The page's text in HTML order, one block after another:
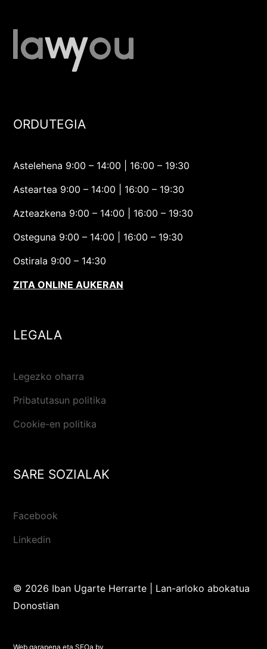
ORDUTEGIA
Astelehena 9:00 – 14:00 | 16:00 – 19:30
Asteartea 9:00 – 14:00 | 16:00 – 19:30
Azteazkena 9:00 – 14:00 | 16:00 – 19:30
Osteguna 9:00 – 14:00 | 16:00 – 19:30
Ostirala 9:00 – 14:30
ZITA ONLINE AUKERAN
LEGALA
Legezko oharra
Pribatutasun politika
Cookie-en politika
SARE SOZIALAK
Facebook
Linkedin
© 2026 Iban Ugarte Herrarte | Lan-arloko abokatua
Donostian
Web garapena eta SEOa by